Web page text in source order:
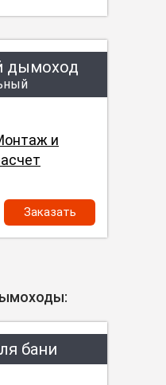
дымоход
и
Заказать
бани